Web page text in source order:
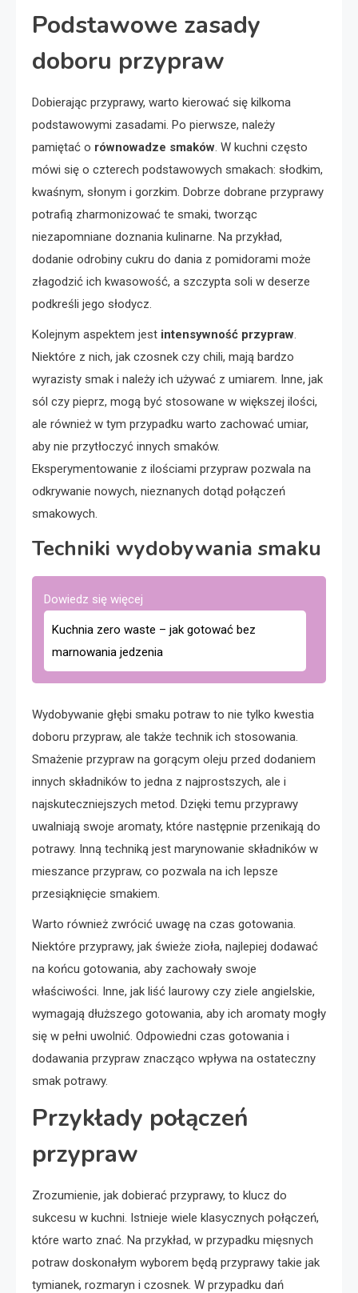
Podstawowe zasady
doboru przypraw
Dobierając przyprawy, warto kierować się kilkoma
podstawowymi zasadami. Po pierwsze, należy
pamiętać o równowadze smaków. W kuchni często
mówi się o czterech podstawowych smakach: słodkim,
kwaśnym, słonym i gorzkim. Dobrze dobrane przyprawy
potrafią zharmonizować te smaki, tworząc
niezapomniane doznania kulinarne. Na przykład,
dodanie odrobiny cukru do dania z pomidorami może
złagodzić ich kwasowość, a szczypta soli w deserze
podkreśli jego słodycz.
Kolejnym aspektem jest intensywność przypraw.
Niektóre z nich, jak czosnek czy chili, mają bardzo
wyrazisty smak i należy ich używać z umiarem. Inne, jak
sól czy pieprz, mogą być stosowane w większej ilości,
ale również w tym przypadku warto zachować umiar,
aby nie przytłoczyć innych smaków.
Eksperymentowanie z ilościami przypraw pozwala na
odkrywanie nowych, nieznanych dotąd połączeń
smakowych.
Techniki wydobywania smaku
Dowiedz się więcej
Kuchnia zero waste – jak gotować bez
marnowania jedzenia
Wydobywanie głębi smaku potraw to nie tylko kwestia
doboru przypraw, ale także technik ich stosowania.
Smażenie przypraw na gorącym oleju przed dodaniem
innych składników to jedna z najprostszych, ale i
najskuteczniejszych metod. Dzięki temu przyprawy
uwalniają swoje aromaty, które następnie przenikają do
potrawy. Inną techniką jest marynowanie składników w
mieszance przypraw, co pozwala na ich lepsze
przesiąknięcie smakiem.
Warto również zwrócić uwagę na czas gotowania.
Niektóre przyprawy, jak świeże zioła, najlepiej dodawać
na końcu gotowania, aby zachowały swoje
właściwości. Inne, jak liść laurowy czy ziele angielskie,
wymagają dłuższego gotowania, aby ich aromaty mogły
się w pełni uwolnić. Odpowiedni czas gotowania i
dodawania przypraw znacząco wpływa na ostateczny
smak potrawy.
Przykłady połączeń
przypraw
Zrozumienie, jak dobierać przyprawy, to klucz do
sukcesu w kuchni. Istnieje wiele klasycznych połączeń,
które warto znać. Na przykład, w przypadku mięsnych
potraw doskonałym wyborem będą przyprawy takie jak
tymianek, rozmaryn i czosnek. W przypadku dań